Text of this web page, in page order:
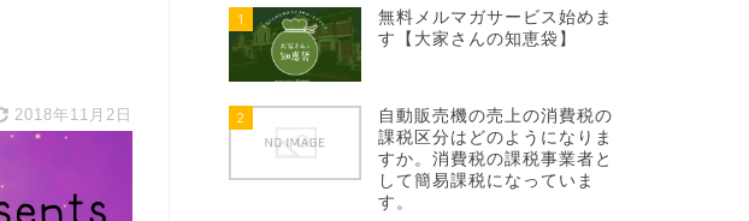
2018年11月2日
1
無料メルマガサービス始めま
す【大家さんの知恵袋】
2
自動販売機の売上の消費税の
課税区分はどのようになりま
すか。消費税の課税事業者と
して簡易課税になっていま
す。